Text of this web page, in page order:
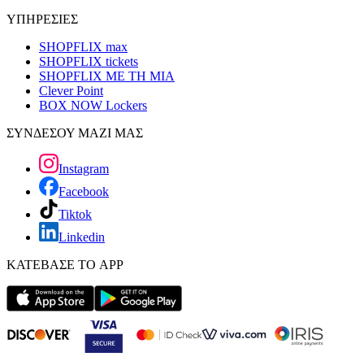
ΥΠΗΡΕΣΙΕΣ
SHOPFLIX max
SHOPFLIX tickets
SHOPFLIX ΜΕ ΤΗ ΜΙΑ
Clever Point
BOX NOW Lockers
ΣΥΝΔΕΣΟΥ ΜΑΖΙ ΜΑΣ
Instagram
Facebook
Tiktok
Linkedin
ΚΑΤΕΒΑΣΕ ΤΟ APP